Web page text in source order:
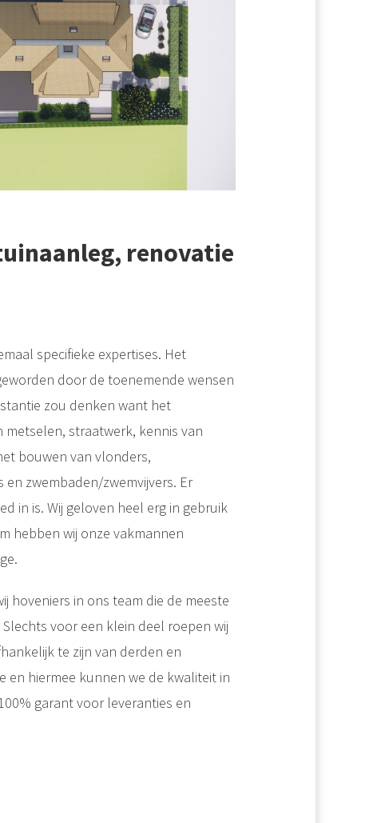
renovatie
specifieke expertises. Het
door de toenemende wensen
zou denken want het
straatwerk, kennis van
bouwen van vlonders,
zwembaden/zwemvijvers. Er
in is. Wij geloven heel erg in gebruik
hebben wij onze vakmannen
hoveniers in ons team die de meeste
voor een klein deel roepen wij
te zijn van derden en
en hiermee kunnen we de kwaliteit in
garant voor leveranties en